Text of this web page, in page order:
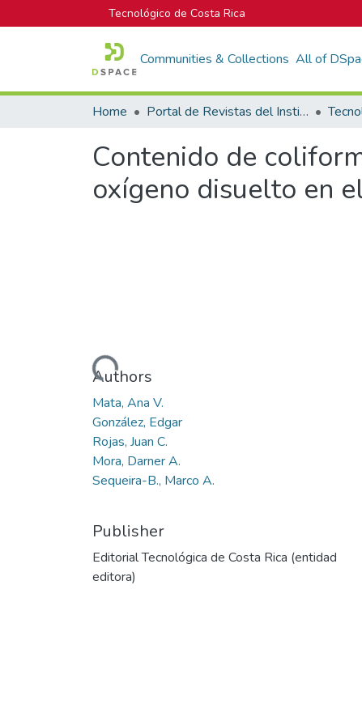
Tecnológico de Costa Rica
Communities & Collections All of
Home Portal de Revistas del Instituto Tecnológico de Costa Rica
Contenido de
oxígeno disuelto en
Loading...
Authors
Mata, Ana V.
González, Edgar
Rojas, Juan C.
Mora, Darner A.
Sequeira-B., Marco A.
Publisher
Editorial Tecnológica de Costa Rica (entidad
editora)